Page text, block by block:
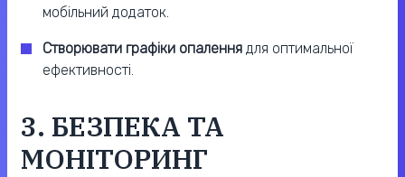
мобільний додаток.
Створювати графіки опалення для оптимальної
ефективності.
3. БЕЗПЕКА ТА
МОНІТОРИНГ